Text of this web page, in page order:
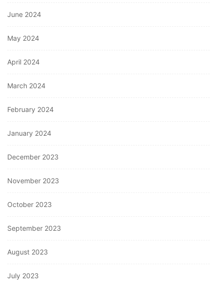
June 2024
May 2024
April 2024
March 2024
February 2024
January 2024
December 2023
November 2023
October 2023
September 2023
August 2023
July 2023